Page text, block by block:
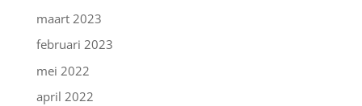
maart 2023
februari 2023
mei 2022
april 2022